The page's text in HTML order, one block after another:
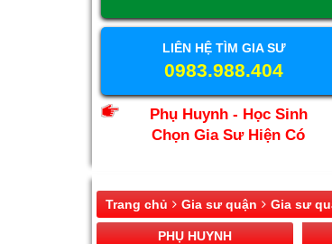
LIÊN HỆ TÌM GIA SƯ
0983.988.404
Phụ Huynh - Học Sinh
Chọn Gia Sư Hiện Có
Trang chủ Gia sư quận Gia sư
PHỤ HUYNH